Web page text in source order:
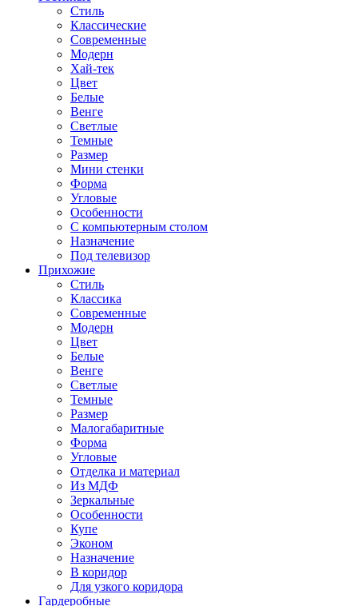
Стиль
Классические
Современные
Модерн
Хай-тек
Цвет
Белые
Венге
Светлые
Темные
Размер
Мини стенки
Форма
Угловые
Особенности
С компьютерным столом
Назначение
Под телевизор
Прихожие
Стиль
Классика
Современные
Модерн
Цвет
Белые
Венге
Светлые
Темные
Размер
Малогабаритные
Форма
Угловые
Отделка и материал
Из МДФ
Зеркальные
Особенности
Купе
Эконом
Назначение
В коридор
Для узкого коридора
Гардеробные